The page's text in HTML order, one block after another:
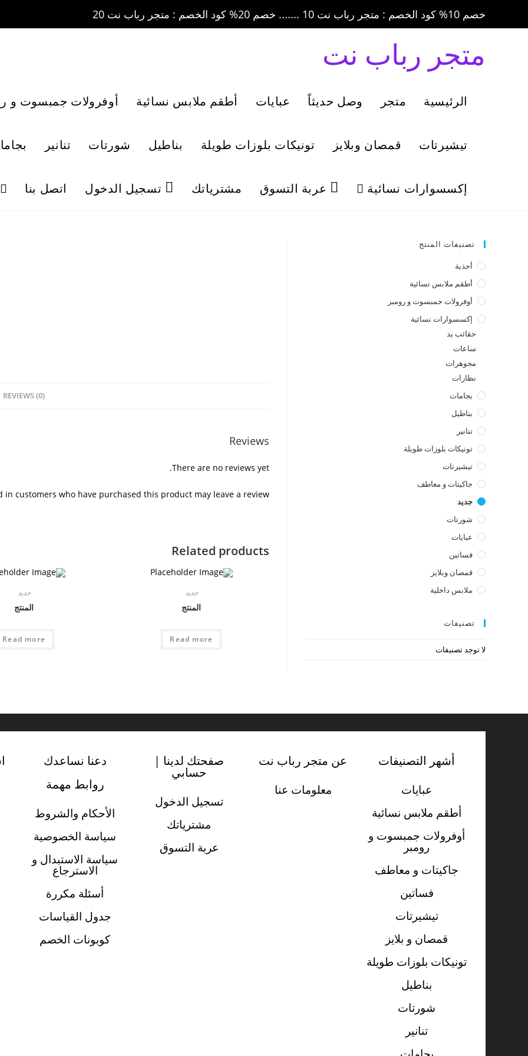
خصم 10% كود الخصم : متجر رباب نت 10 ....... خصم 20% كود الخصم : متجر رباب نت 20
متجر رباب نت
الرئيسية متجر وصل حديثاً عبايات أطقم ملابس نسائية أوفرولات جمبسوت و
تيشيرتات قمصان وبلايز تونيكات بلوزات طويلة بناطيل شورتات تنانير
إكسسوارات نسائية عربة التسوق مشترياتك تسجيل الدخول اتصل بنا
REVIEWS (0)
Reviews
There are no reviews yet.
in customers who have purchased this product may leave a review.
Related products
جديد
المنتج
Read more
جديد
المنتج
Read more
تصنيفات المنتج
أحذية
أطقم ملابس نسائية
أوفرولات جمبسوت و رومبر
إكسسوارات نسائية
حقائب يد
ساعات
مجوهرات
نظارات
بجامات
بناطيل
تنانير
تونيكات بلوزات طويلة
تيشيرتات
جاكيتات و معاطف
جديد
شورتات
عبايات
فساتين
قمصان وبلايز
ملابس داخلية
تصنيفات
لا توجد تصنيفات
أشهر التصنيفات
عبايات
أطقم ملابس نسائية
أوفرولات جمبسوت و
رومبر
جاكيتات و معاطف
فساتين
تيشيرتات
قمصان و بلايز
تونيكات بلوزات طويلة
بناطيل
شورتات
تنانير
عن متجر رباب نت
معلومات عنا
صفحتك لدينا |
حسابي
تسجيل الدخول
مشترياتك
عربة التسوق
دعنا نساعدك
روابط مهمة
الأحكام والشروط
سياسة الخصوصية
سياسة الاستبدال و
الاسترجاع
أسئلة مكررة
جدول القياسات
كوبونات الخصم